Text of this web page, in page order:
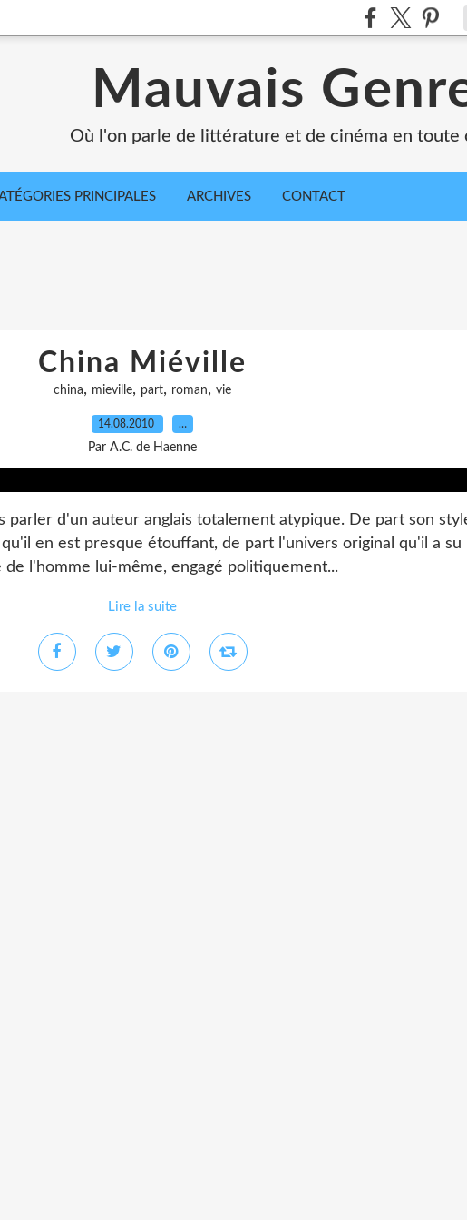
Mauvais
Où l'on parle de littérature et de cinéma en toute
PRINCIPALES ARCHIVES CONTACT
China Miéville
china, mieville, part, roman, vie
14.08.2010 …
Par A.C. de Haenne
parler d'un auteur anglais totalement atypique. De part son
en est presque étouffant, de part l'univers original qu'il a su
de l'homme lui-même, engagé politiquement...
Lire la suite